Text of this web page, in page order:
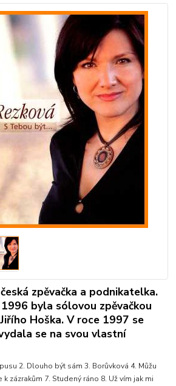
zpěvačka a podnikatelka.
byla sólovou zpěvačkou
Hoška. V roce 1997 se
se na svou vlastní
2. Dlouho být sám 3. Borůvková 4. Můžu
k zázrakům 7. Studený ráno 8. Už vím jak mi